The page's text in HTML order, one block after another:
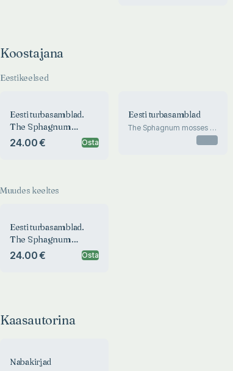
Koostajana
Eestikeelsed
Eesti turbasamblad.
The Sphagnum
Mosses of Estonia
24.00 € Osta
Eesti turbasamblad
The Sphagnum mosses of
Muudes keeltes
Eesti turbasamblad.
The Sphagnum
Mosses of Estonia
24.00 € Osta
Kaasautorina
Nabakirjad